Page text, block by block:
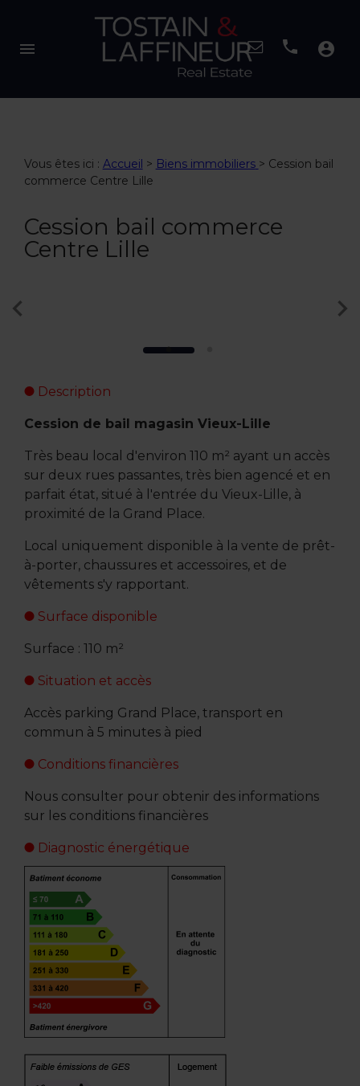
menu account_circle
Vous êtes ici : Accueil > Biens immobiliers > Cession bail
commerce Centre Lille
Cession bail commerce
Centre Lille
Description
Cession de bail magasin Vieux-Lille
Très beau local d'environ 110 m² ayant un accès
sur deux rues passantes, très bien agencé et en
parfait état, situé à l'entrée du Vieux-Lille, à
proximité de la Grand Place.
Local uniquement disponible à la vente de prêt-
à-porter, chaussures et accessoires, et de
vêtements s'y rapportant.
Surface disponible
Surface : 110 m²
Situation et accès
Accès parking Grand Place, transport en
commun à 5 minutes à pied
Conditions financières
Nous consulter pour obtenir des informations
sur les conditions financières
Diagnostic énergétique